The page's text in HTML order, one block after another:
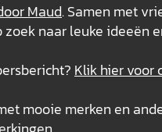
Maud. Samen met
naar leuke ideeën
Klik hier voor
mooie merken en